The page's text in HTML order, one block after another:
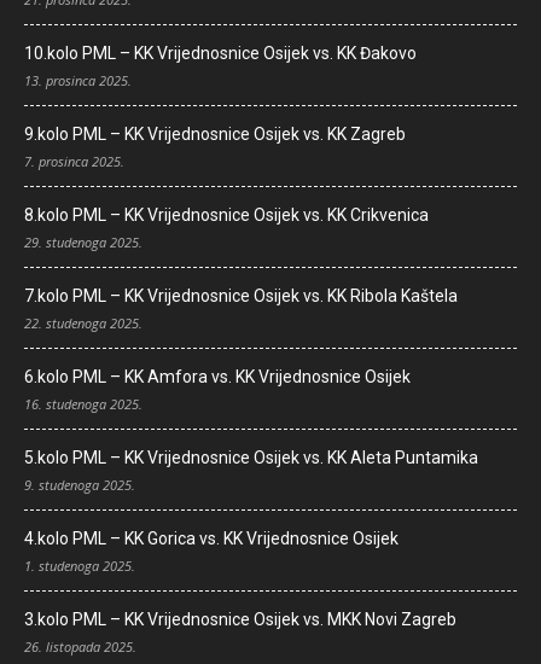
10.kolo PML – KK Vrijednosnice Osijek vs. KK Đakovo
13. prosinca 2025.
9.kolo PML – KK Vrijednosnice Osijek vs. KK Zagreb
7. prosinca 2025.
8.kolo PML – KK Vrijednosnice Osijek vs. KK Crikvenica
29. studenoga 2025.
7.kolo PML – KK Vrijednosnice Osijek vs. KK Ribola Kaštela
22. studenoga 2025.
6.kolo PML – KK Amfora vs. KK Vrijednosnice Osijek
16. studenoga 2025.
5.kolo PML – KK Vrijednosnice Osijek vs. KK Aleta Puntamika
9. studenoga 2025.
4.kolo PML – KK Gorica vs. KK Vrijednosnice Osijek
1. studenoga 2025.
3.kolo PML – KK Vrijednosnice Osijek vs. MKK Novi Zagreb
26. listopada 2025.